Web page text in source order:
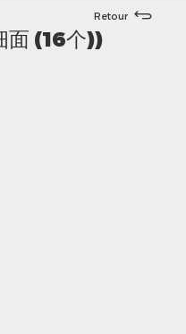
Retour
面 (16个))